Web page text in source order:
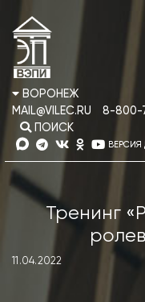
ВОРОНЕЖ
MAIL@VILEC.RU
8-800-
ПОИСК
Тренинг
11.04.2022